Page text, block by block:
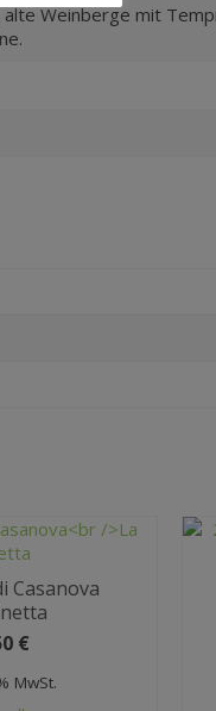
Weinberge mit
Casanova
€
MwSt.